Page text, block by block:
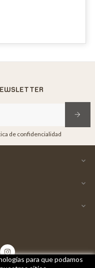
de confidencialidad



Instagram
para que podamos